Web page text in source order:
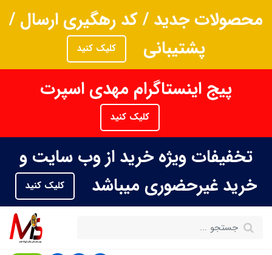
محصولات جدید / کد رهگیری ارسال /
پشتیبانی
کلیک کنید
پیج اینستاگرام مهدی اسپرت
کلیک کنید
تخفیفات ویژه خرید از وب سایت و
خرید غیرحضوری میباشد
کلیک کنید